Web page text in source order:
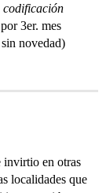
codificación
3er. mes
novedad)
invirtio en otras
localidades que